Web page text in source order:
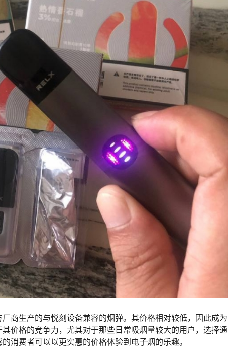
商生产的与悦刻设备兼容的烟弹。其价格相对较低，因此成为
价格的竞争力，尤其对于那些日常吸烟量较大的用户，选择通
消费者可以以更实惠的价格体验到电子烟的乐趣。